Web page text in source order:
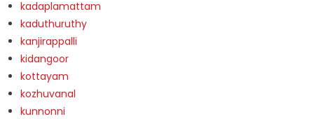
kadaplamattam
kaduthuruthy
kanjirappalli
kidangoor
kottayam
kozhuvanal
kunnonni